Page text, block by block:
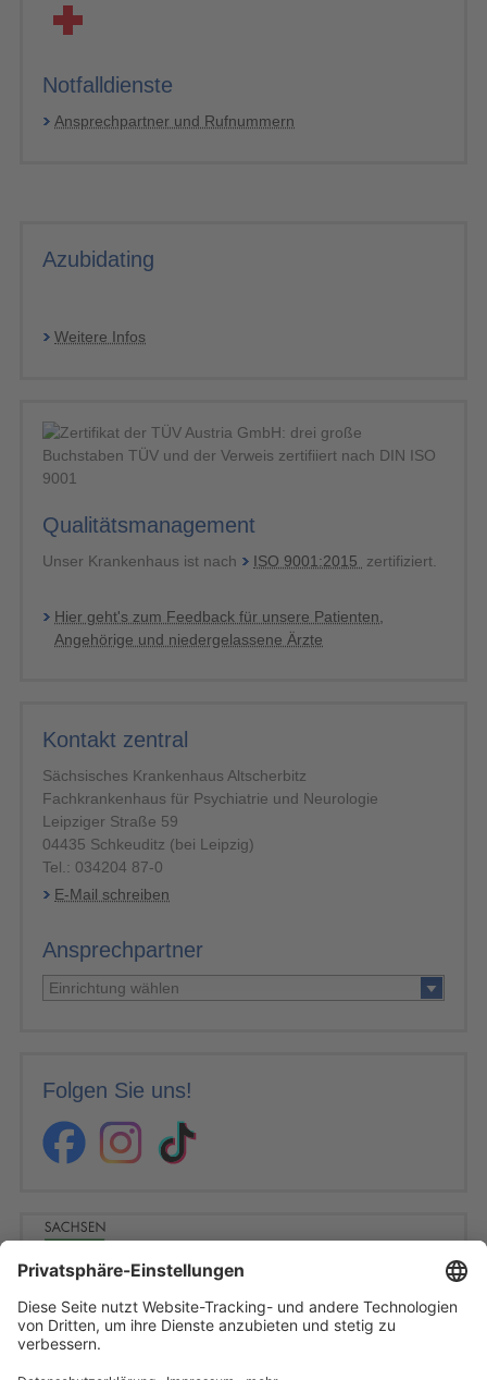
Notfalldienste
Ansprechpartner und Rufnummern
Azubidating
Weitere Infos
Qualitätsmanagement
Unser Krankenhaus ist nach ISO 9001:2015 zertifiziert.
Hier geht's zum Feedback für unsere Patienten,
Angehörige und niedergelassene Ärzte
Kontakt zentral
Sächsisches Krankenhaus Altscherbitz
Fachkrankenhaus für Psychiatrie und Neurologie
Leipziger Straße 59
04435 Schkeuditz (bei Leipzig)
Tel.: 034204 87-0
E-Mail schreiben
Ansprechpartner
Einrichtung wählen
Folgen Sie uns!